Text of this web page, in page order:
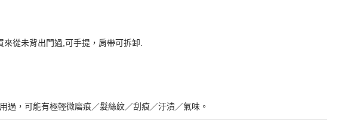
包 手提包商品詳情與購買須知
從未背出門過,可手提，肩帶可拆卸.
過，可能有極輕微磨痕／髮絲紋／刮痕／汙漬／氣味。